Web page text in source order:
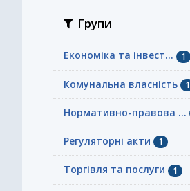
Групи
Економіка та інвест... 1
Комунальна власність 1
Нормативно-правова ...
Регуляторні акти 1
Торгівля та послуги 1